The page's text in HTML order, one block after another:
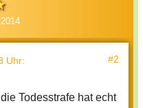
Uhr: #2
Todesstrafe hat echt